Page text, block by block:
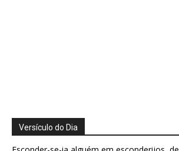
Versículo do Dia